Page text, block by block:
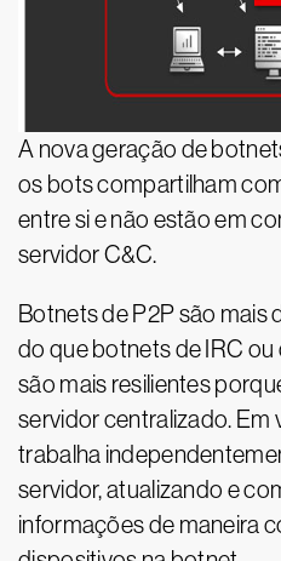
A nova geração de
os bots compartilham
entre si e não estão em
servidor C&C.
Botnets de P2P são mais
do que botnets de IRC ou
são mais resilientes
servidor centralizado. Em
trabalha
servidor, atualizando e
informações de maneira